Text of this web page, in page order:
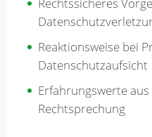
Reaktionsweise bei
Datenschutzaufsicht
Erfahrungswerte
Rechtsprechung